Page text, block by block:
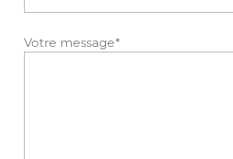
Votre message*